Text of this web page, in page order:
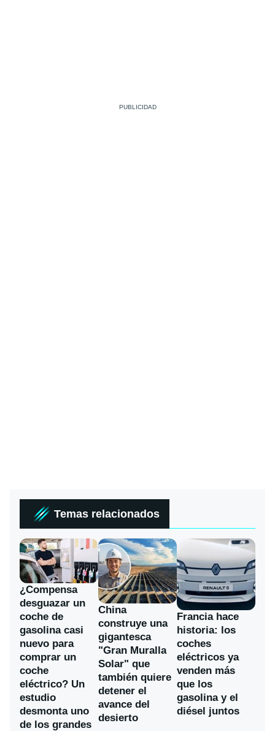
Temas relacionados
¿Compensa
desguazar un
coche de
gasolina casi
nuevo para
comprar un
coche
eléctrico? Un
estudio
desmonta uno
de los grandes
China
construye una
gigantesca
"Gran Muralla
Solar" que
también quiere
detener el
avance del
desierto
Francia hace
historia: los
coches
eléctricos ya
venden más
que los
gasolina y el
diésel juntos